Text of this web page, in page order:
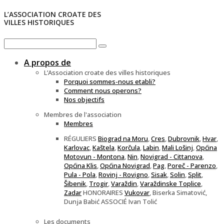
L’ASSOCIATION CROATE DES
VILLES HISTORIQUES
A propos de
L’Association croate des villes historiques
Porquoi sommes-nous etabli?
Comment nous operons?
Nos objectifs
Membres de l'association
Membres
RÉGULIERS Biograd na Moru,Cres,Dubrovnik,Hvar,
Karlovac,Kaštela,Korčula,Labin,Mali Lošinj,Općina
Motovun - Montona,Nin,Novigrad - Cittanova,
Općina Klis,Općina Novigrad,Pag,Poreč - Parenzo,
Pula - Pola,Rovinj - Rovigno,Sisak,Solin,Split,
Šibenik, Trogir,Varaždin,Varaždinske Toplice,
ZadarHONORAIRES Vukovar, Biserka Simatović,
Dunja Babić ASSOCIÉ Ivan Tolić
Les documents